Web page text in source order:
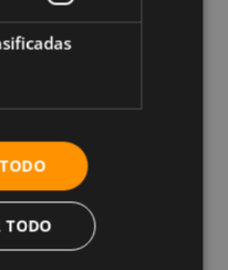
banda de resistencia.
en la zona de
extremo de la banda
TODO